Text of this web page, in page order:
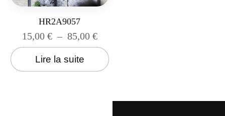
HR2A9057
15,00 € – 85,00 €
Lire la suite